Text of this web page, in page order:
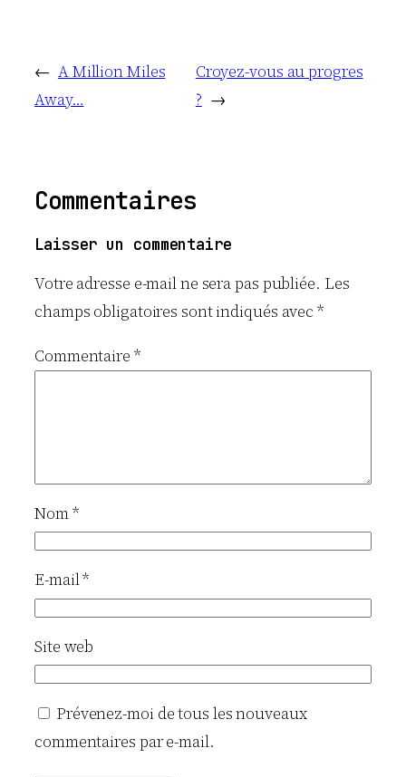
← A Million Miles
Away…
Croyez-vous au progres
? →
Commentaires
Laisser un commentaire
Votre adresse e-mail ne sera pas publiée. Les
champs obligatoires sont indiqués avec*
Commentaire *
Nom*
E-mail*
Site web
Prévenez-moi de tous les nouveaux
commentaires par e-mail.